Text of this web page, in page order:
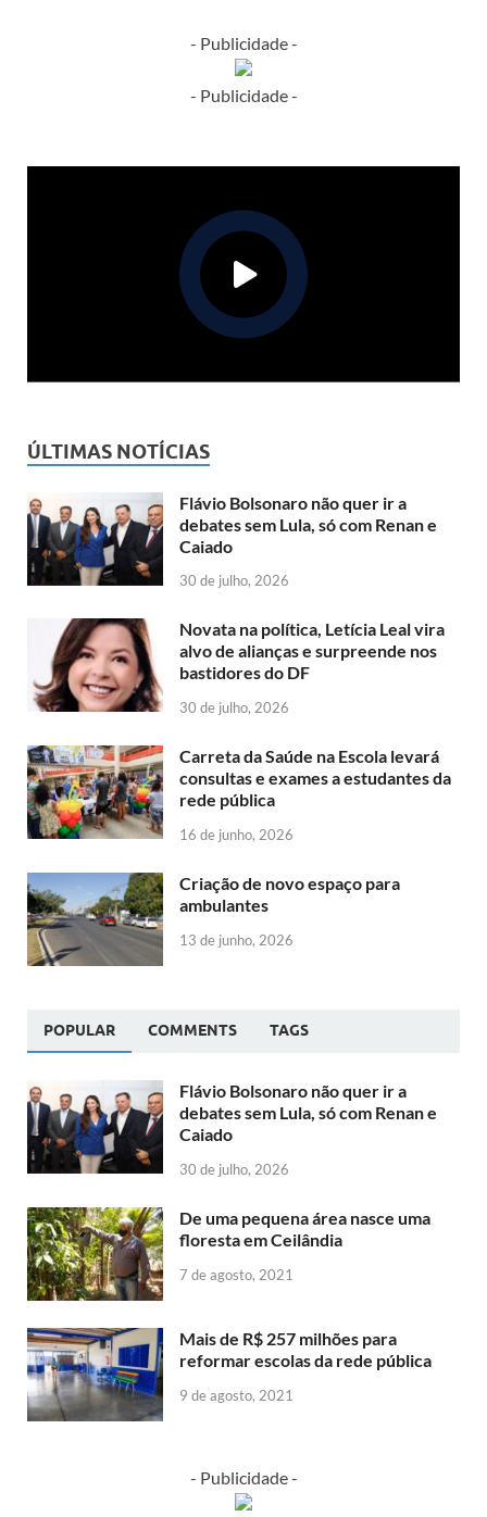
- Publicidade -
- Publicidade -
ÚLTIMAS NOTÍCIAS
Flávio Bolsonaro não quer ir a
debates sem Lula, só com Renan e
Caiado
30 de julho, 2026
Novata na política, Letícia Leal vira
alvo de alianças e surpreende nos
bastidores do DF
30 de julho, 2026
Carreta da Saúde na Escola levará
consultas e exames a estudantes da
rede pública
16 de junho, 2026
Criação de novo espaço para
ambulantes
13 de junho, 2026
POPULAR COMMENTS TAGS
Flávio Bolsonaro não quer ir a
debates sem Lula, só com Renan e
Caiado
30 de julho, 2026
De uma pequena área nasce uma
floresta em Ceilândia
7 de agosto, 2021
Mais de R$ 257 milhões para
reformar escolas da rede pública
9 de agosto, 2021
- Publicidade -